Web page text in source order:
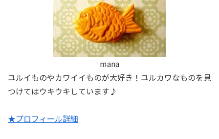
mana
ユルイものやカワイイものが大好き！ユルカワなものを見
つけてはウキウキしています♪
★プロフィール詳細